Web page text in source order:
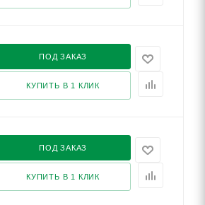
ПОД ЗАКАЗ
КУПИТЬ В 1 КЛИК
ПОД ЗАКАЗ
КУПИТЬ В 1 КЛИК